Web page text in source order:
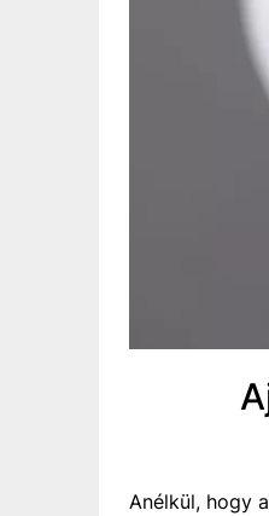
Anélkül, hogy